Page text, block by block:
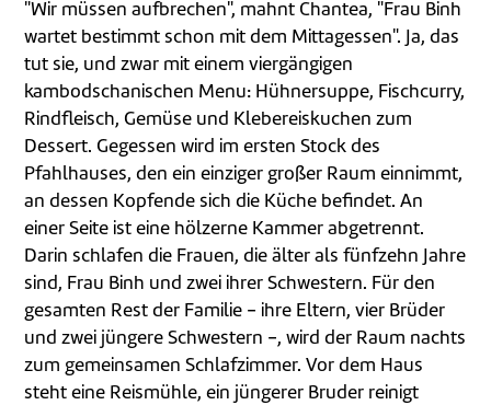
"Wir müssen aufbrechen", mahnt Chantea, "Frau Binh
wartet bestimmt schon mit dem Mittagessen". Ja, das
tut sie, und zwar mit einem viergängigen
kambodschanischen Menu: Hühnersuppe, Fischcurry,
Rindfleisch, Gemüse und Klebereiskuchen zum
Dessert. Gegessen wird im ersten Stock des
Pfahlhauses, den ein einziger großer Raum einnimmt,
an dessen Kopfende sich die Küche befindet. An
einer Seite ist eine hölzerne Kammer abgetrennt.
Darin schlafen die Frauen, die älter als fünfzehn Jahre
sind, Frau Binh und zwei ihrer Schwestern. Für den
gesamten Rest der Familie - ihre Eltern, vier Brüder
und zwei jüngere Schwestern -, wird der Raum nachts
zum gemeinsamen Schlafzimmer. Vor dem Haus
steht eine Reismühle, ein jüngerer Bruder reinigt